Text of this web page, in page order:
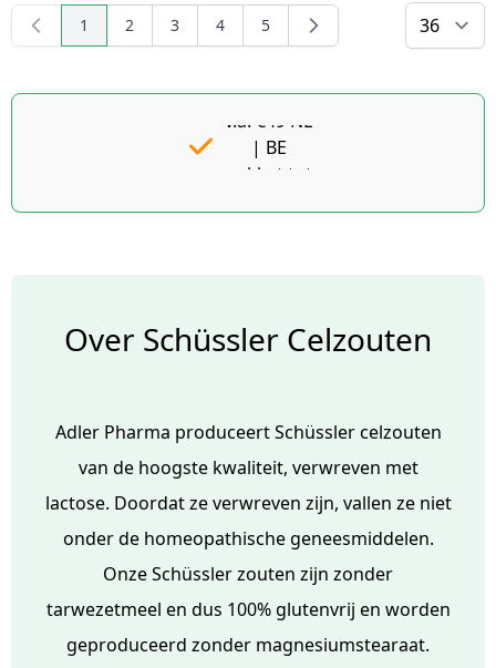
Producten1-36van168
U lees momenteel pagina
1 Pagina
2 Pagina
3 Pagina
4 Pagina
5
verzending
v.a. €49 NL
| BE
pakket tot
Over Schüssler Celzouten
Adler Pharma produceert Schüssler celzouten
van de hoogste kwaliteit, verwreven met
lactose. Doordat ze verwreven zijn, vallen ze niet
onder de homeopathische geneesmiddelen.
Onze Schüssler zouten zijn zonder
tarwezetmeel en dus 100% glutenvrij en worden
geproduceerd zonder magnesiumstearaat.